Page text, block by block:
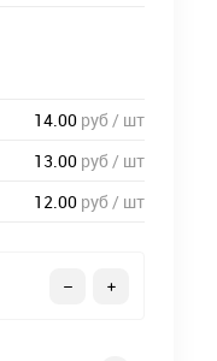
14.00 руб / шт
13.00 руб / шт
12.00 руб / шт